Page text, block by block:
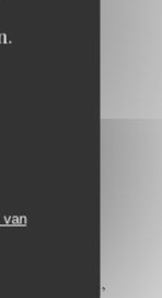
van
toegang,
/ Mastercard,